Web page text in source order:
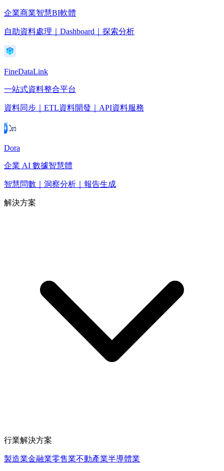
企業商業智慧BI軟體
自助資料處理｜Dashboard｜探索分析
FineDataLink
一站式資料整合平台
資料同步｜ETL資料開發｜API資料服務
Dora
企業 AI 數據智慧體
智慧問數｜洞察分析｜報告生成
解決方案
行業解決方案
製造業金融業零售業不動產業半導體業